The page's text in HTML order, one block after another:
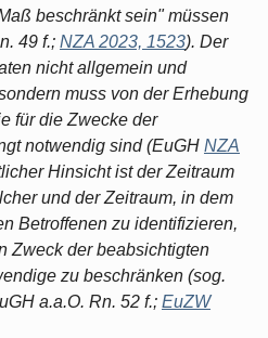
beschränkt sein" müssen
49 f.; NZA 2023, 1523). Der
nicht allgemein und
muss von der Erhebung
für die Zwecke der
notwendig sind (EuGH NZA
Hinsicht ist der Zeitraum
und der Zeitraum, in dem
Betroffenen zu identifizieren,
Zweck der beabsichtigten
zu beschränken (sog.
a.a.O. Rn. 52 f.; EuZW